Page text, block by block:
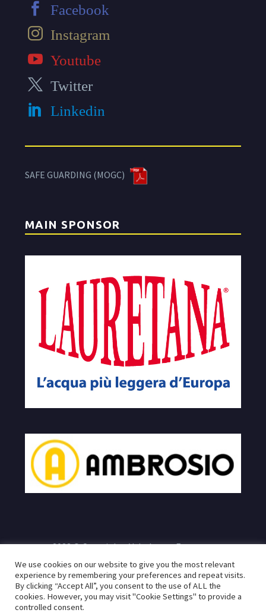
Facebook
Instagram
Youtube
Twitter
Linkedin
SAFE GUARDING (MOGC)
MAIN SPONSOR
2023 © Copyrights Velodromo Francone
Sito realizzato da:Infogeneration.iteProgredit.it|Privacy
Policy
We use cookies on our website to give you the most relevant
experience by remembering your preferences and repeat visits.
By clicking “Accept All”, you consent to the use of ALL the
cookies. However, you may visit "Cookie Settings" to provide a
controlled consent.